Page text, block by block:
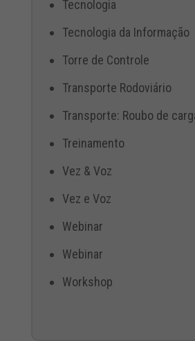
Tecnologia
Tecnologia da Informação
Torre de Controle
Transporte Rodoviário
Transporte: Roubo de
Treinamento
Vez & Voz
Vez e Voz
Webinar
Webinar
Workshop